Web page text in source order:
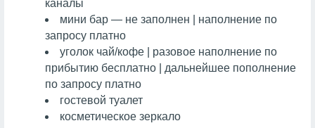
каналы
мини бар — не заполнен | наполнение по
запросу платно
уголок чай/кофе | разовое наполнение по
прибытию бесплатно | дальнейшее пополнение
по запросу платно
гостевой туалет
косметическое зеркало